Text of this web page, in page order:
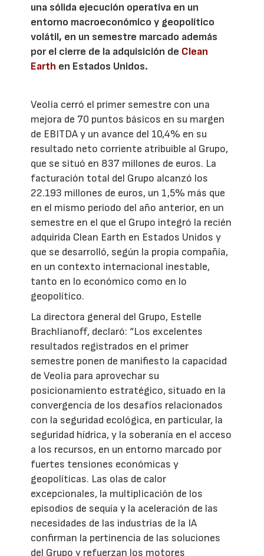
una sólida ejecución operativa en un
entorno macroeconómico y geopolítico
volátil, en un semestre marcado además
por el cierre de la adquisición de Clean
Earth en Estados Unidos.
Veolia cerró el primer semestre con una
mejora de 70 puntos básicos en su margen
de EBITDA y un avance del 10,4% en su
resultado neto corriente atribuible al Grupo,
que se situó en 837 millones de euros. La
facturación total del Grupo alcanzó los
22.193 millones de euros, un 1,5% más que
en el mismo periodo del año anterior, en un
semestre en el que el Grupo integró la recién
adquirida Clean Earth en Estados Unidos y
que se desarrolló, según la propia compañía,
en un contexto internacional inestable,
tanto en lo económico como en lo
geopolítico.
La directora general del Grupo, Estelle
Brachlianoff, declaró: “Los excelentes
resultados registrados en el primer
semestre ponen de manifiesto la capacidad
de Veolia para aprovechar su
posicionamiento estratégico, situado en la
convergencia de los desafíos relacionados
con la seguridad ecológica, en particular, la
seguridad hídrica, y la soberanía en el acceso
a los recursos, en un entorno marcado por
fuertes tensiones económicas y
geopolíticas. Las olas de calor
excepcionales, la multiplicación de los
episodios de sequía y la aceleración de las
necesidades de las industrias de la IA
confirman la pertinencia de las soluciones
del Grupo y refuerzan los motores